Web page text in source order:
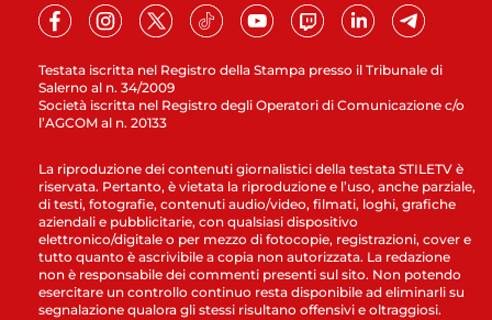
Testata iscritta nel Registro della Stampa presso il Tribunale di
Salerno al n. 34/2009
Società iscritta nel Registro degli Operatori di Comunicazione c/o
l’AGCOM al n. 20133
La riproduzione dei contenuti giornalistici della testata STILETV è
riservata. Pertanto, è vietata la riproduzione e l’uso, anche parziale,
di testi, fotografie, contenuti audio/video, filmati, loghi, grafiche
aziendali e pubblicitarie, con qualsiasi dispositivo
elettronico/digitale o per mezzo di fotocopie, registrazioni, cover e
tutto quanto è ascrivibile a copia non autorizzata. La redazione
non è responsabile dei commenti presenti sul sito. Non potendo
esercitare un controllo continuo resta disponibile ad eliminarli su
segnalazione qualora gli stessi risultano offensivi e oltraggiosi.